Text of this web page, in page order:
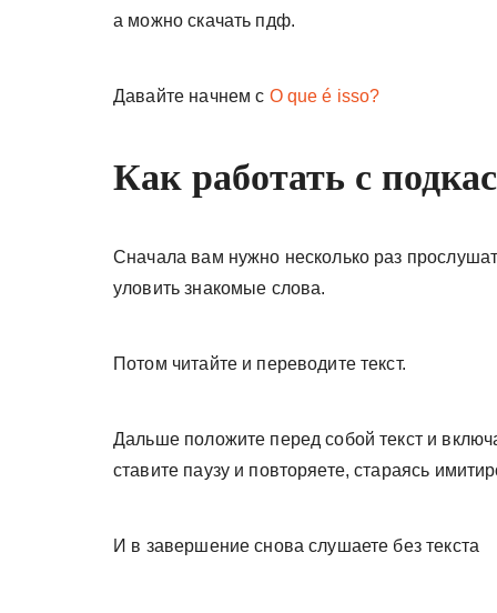
а можно скачать пдф.
Давайте начнем с O que é isso?
Как работать с
Сначала вам нужно несколько раз
уловить знакомые слова.
Потом читайте и переводите текст.
Дальше положите перед собой текст и
ставите паузу и повторяете, стараясь
И в завершение снова слушаете без текста